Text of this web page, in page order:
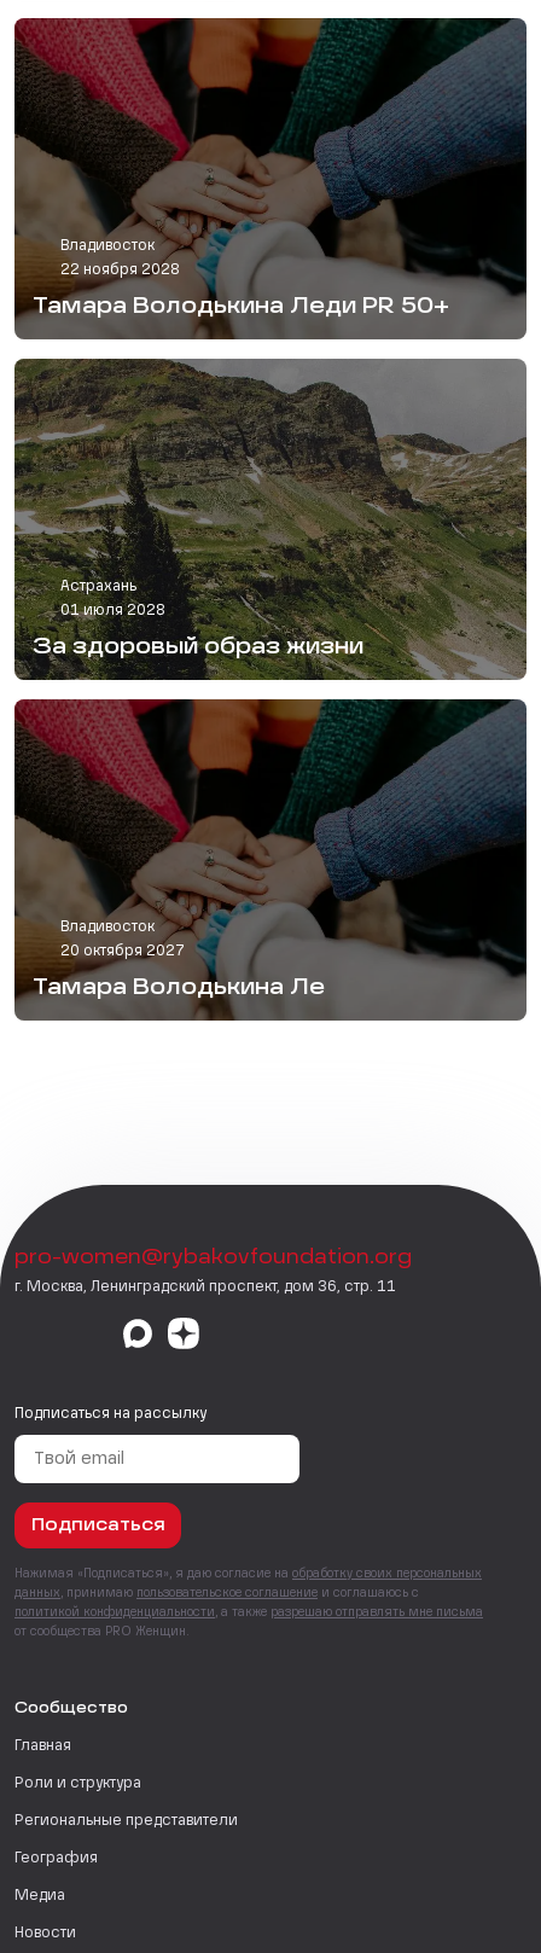
Владивосток
22 ноября 2028
Тамара Володькина Леди PR 50+
Астрахань
01 июля 2028
За здоровый образ жизни
Владивосток
20 октября 2027
Тамара Володькина Ле
pro-women@rybakovfoundation.org
г. Москва, Ленинградский проспект, дом 36, стр. 11
Подписаться на рассылку
Подписаться
Нажимая «Подписаться», я даю согласие на обработку своих персональных
данных , принимаю пользовательское соглашение и соглашаюсь с
политикой конфиденциальности , а также разрешаю отправлять мне письма
от сообщества PRO Женщин.
Сообщество
Главная
Роли и структура
Региональные представители
География
Медиа
Новости